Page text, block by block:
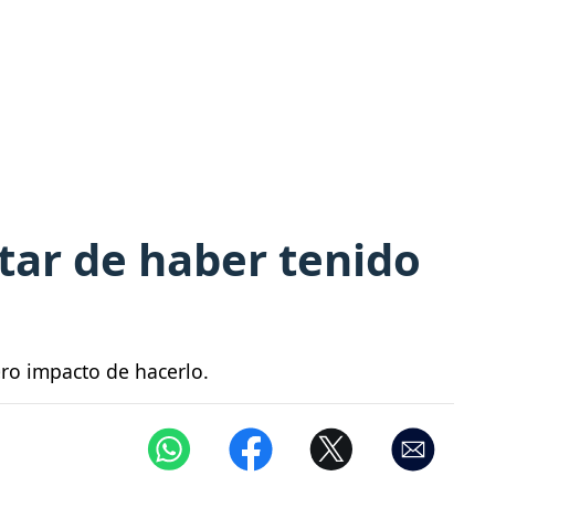
de haber tenido
impacto de hacerlo.